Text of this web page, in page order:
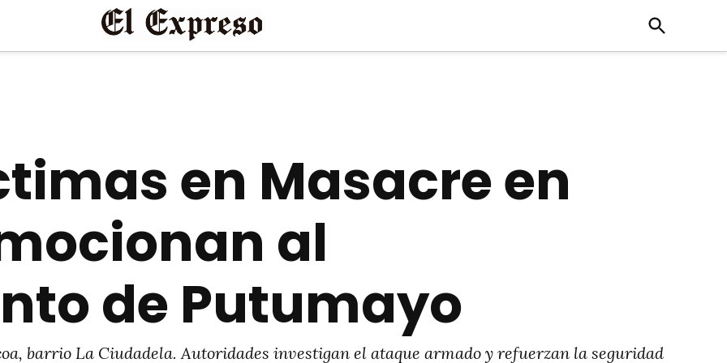
Open
Search
en Masacre en
al
de Putumayo
barrio La Ciudadela. Autoridades investigan el ataque armado y refuerzan la seguridad